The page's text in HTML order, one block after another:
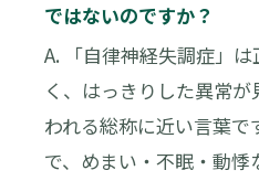
ではないのですか？
A. 「自律神経失調症」
く、はっきりした異常
われる総称に近い言葉で
で、めまい・不眠・動